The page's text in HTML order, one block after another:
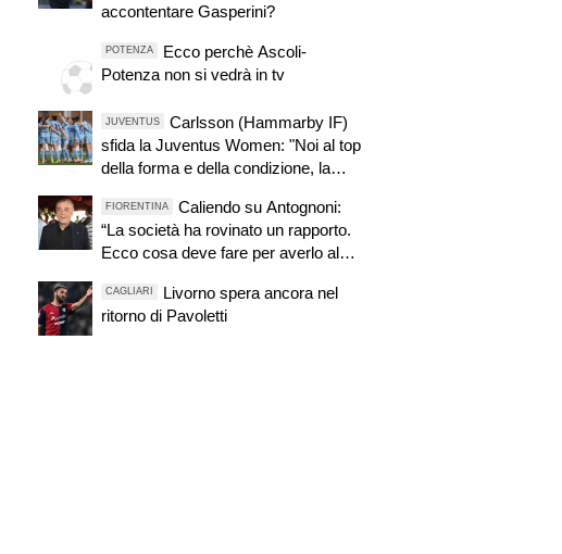
accontentare Gasperini?
POTENZA
Ecco perchè Ascoli-
Potenza non si vedrà in tv
JUVENTUS
Carlsson (Hammarby IF)
sfida la Juventus Women: "Noi al top
della forma e della condizione, la
Capeta? Emozionante affrontarla"
FIORENTINA
Caliendo su Antognoni:
“La società ha rovinato un rapporto.
Ecco cosa deve fare per averlo al
CAGLIARI
Livorno spera ancora nel
ritorno di Pavoletti